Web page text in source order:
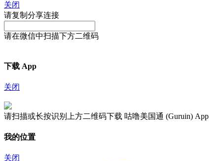
关闭
请复制分享连接
请在微信中扫描下方二维码
下载 App
关闭
请扫描或长按识别上方二维码下载 咕噜美国通 (Guruin) App
我的位置
关闭